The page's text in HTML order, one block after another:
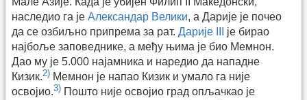
наследио га је Александар Велики, а Дарије је почео
да се озбиљно припрема за рат. Дарије III
је бирао
најбоље заповеднике, а међу њима је био Мемнон.
Дао му је 5.000 најамника и наредио да нападне
Кизик.2) Мемнон је напао Кизик и умало га није
освојио.3) Пошто није освојио град опљачкао је